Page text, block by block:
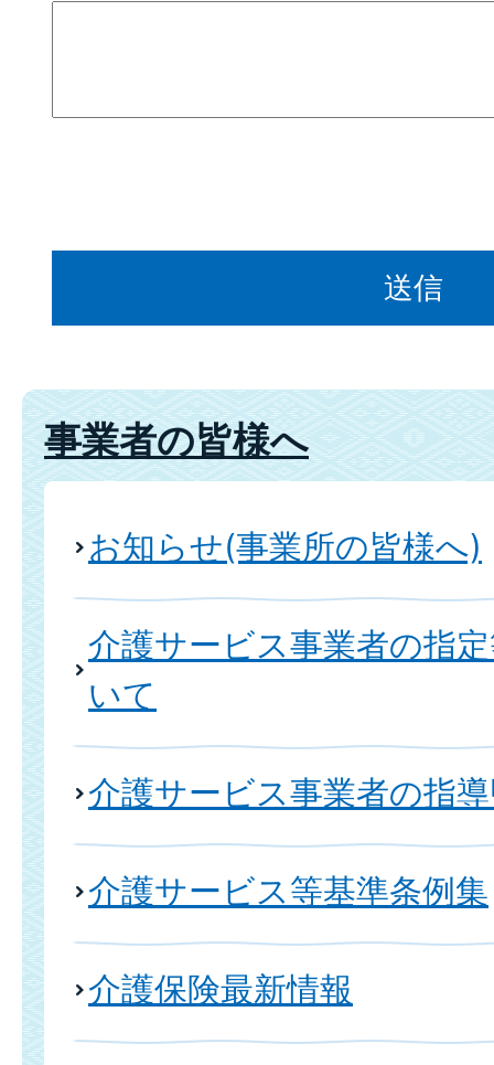
事業者の皆様へ
お知らせ(事業所の皆様へ)
介護サービス事業者の指
いて
介護サービス事業者の指
介護サービス等基準条例集
介護保険最新情報